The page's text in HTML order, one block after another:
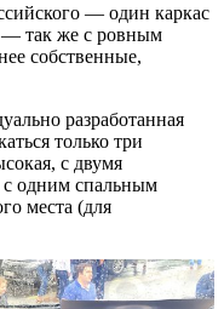
— один каркас
— так же с ровным
собственные,
разработанная
только три
с двумя
одним спальным
места (для